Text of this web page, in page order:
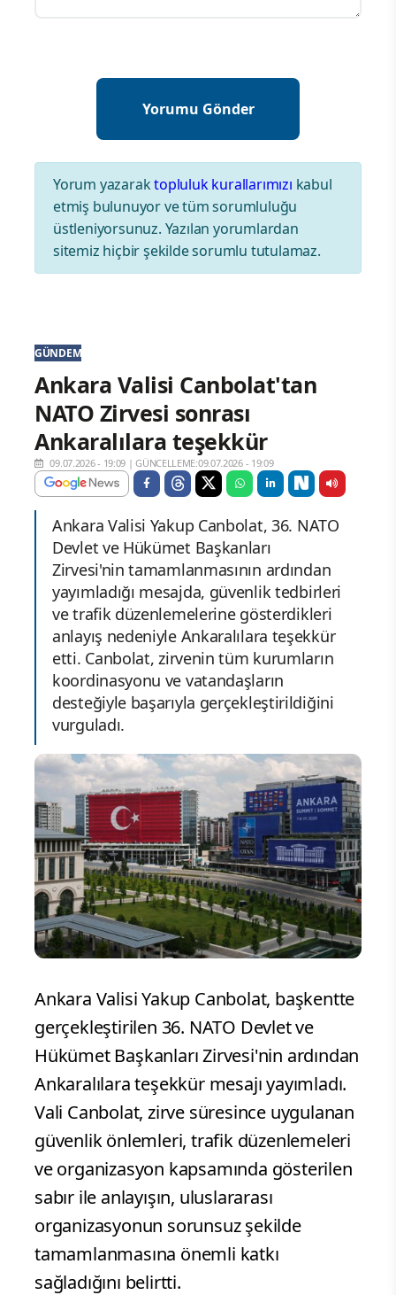
Yorum yazaraktopluluk kurallarımızı kabul
etmiş bulunuyor ve tüm sorumluluğu
üstleniyorsunuz. Yazılan yorumlardan
sitemiz hiçbir şekilde sorumlu tutulamaz.
GÜNDEM
Ankara Valisi Canbolat'tan
NATO Zirvesi sonrası
Ankaralılara teşekkür
09.07.2026 - 19:09 |GÜNCELLEME:09.07.2026 - 19:09
Ankara Valisi Yakup Canbolat, 36. NATO
Devlet ve Hükümet Başkanları
Zirvesi'nin tamamlanmasının ardından
yayımladığı mesajda, güvenlik tedbirleri
ve trafik düzenlemelerine gösterdikleri
anlayış nedeniyle Ankaralılara teşekkür
etti. Canbolat, zirvenin tüm kurumların
koordinasyonu ve vatandaşların
desteğiyle başarıyla gerçekleştirildiğini
vurguladı.
Ankara Valisi Yakup Canbolat, başkentte
gerçekleştirilen 36. NATO Devlet ve
Hükümet Başkanları Zirvesi'nin ardından
Ankaralılara teşekkür mesajı yayımladı.
Vali Canbolat, zirve süresince uygulanan
güvenlik önlemleri, trafik düzenlemeleri
ve organizasyon kapsamında gösterilen
sabır ile anlayışın, uluslararası
organizasyonun sorunsuz şekilde
tamamlanmasına önemli katkı
sağladığını belirtti.